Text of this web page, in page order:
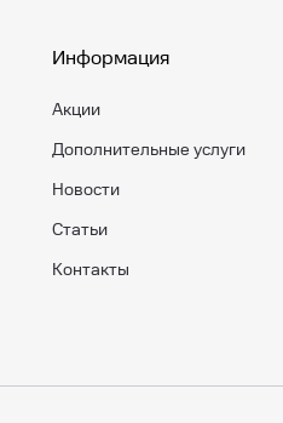
Информация
Акции
Дополнительные услуги
Новости
Статьи
Контакты